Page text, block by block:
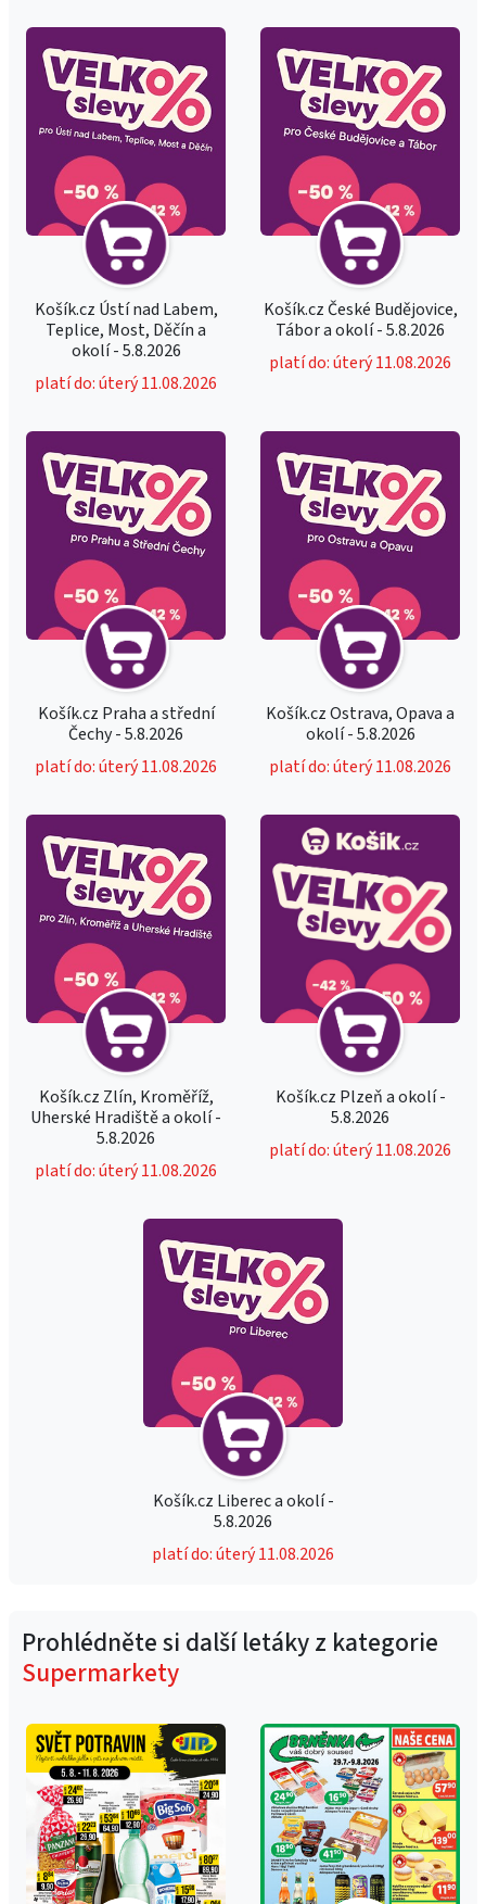
Košík.cz Ústí nad Labem,
Teplice, Most, Děčín a
okolí - 5.8.2026
platí do: úterý 11.08.2026
Košík.cz České Budějovice,
Tábor a okolí - 5.8.2026
platí do: úterý 11.08.2026
Košík.cz Praha a střední
Čechy - 5.8.2026
platí do: úterý 11.08.2026
Košík.cz Ostrava, Opava a
okolí - 5.8.2026
platí do: úterý 11.08.2026
Košík.cz Zlín, Kroměříž,
Uherské Hradiště a okolí -
5.8.2026
platí do: úterý 11.08.2026
Košík.cz Plzeň a okolí -
5.8.2026
platí do: úterý 11.08.2026
Košík.cz Liberec a okolí -
5.8.2026
platí do: úterý 11.08.2026
Prohlédněte si další letáky z kategorie
Supermarkety